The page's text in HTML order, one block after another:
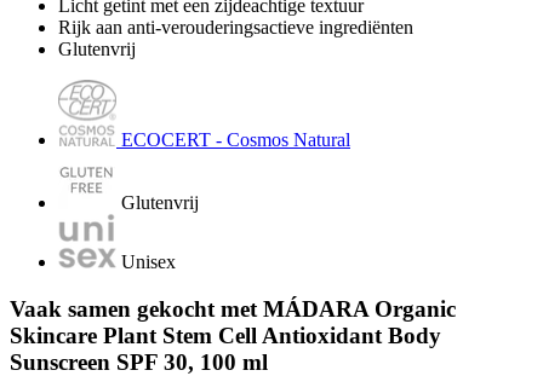
Licht getint met een zijdeachtige textuur
Rijk aan anti-verouderingsactieve ingrediënten
Glutenvrij
ECOCERT - Cosmos Natural
Glutenvrij
Unisex
Vaak samen gekocht met MÁDARA Organic
Skincare Plant Stem Cell Antioxidant Body
Sunscreen SPF 30, 100 ml